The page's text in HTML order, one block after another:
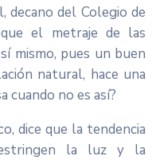
decano del Colegio de
el metraje de las
mismo, pues un buen
natural, hace una
cuando no es así?
dice que la tendencia
la luz y la